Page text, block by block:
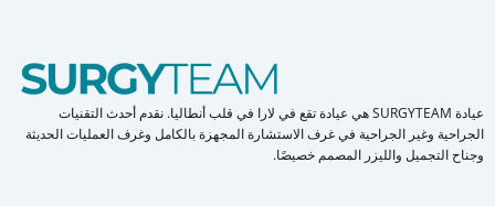
عيادة SURGYTEAM هي عيادة تقع في لارا في قلب أنطاليا. نقدم أحدث التقنيات
الجراحية وغير الجراحية في غرف الاستشارة المجهزة بالكامل وغرف العمليات الحديثة
وجناح التجميل والليزر المصمم خصيصًا.